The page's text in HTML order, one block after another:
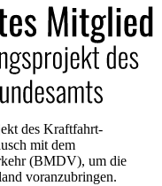
des Kraftfahrt-
mit dem
(BMDV), um die
voranzubringen.